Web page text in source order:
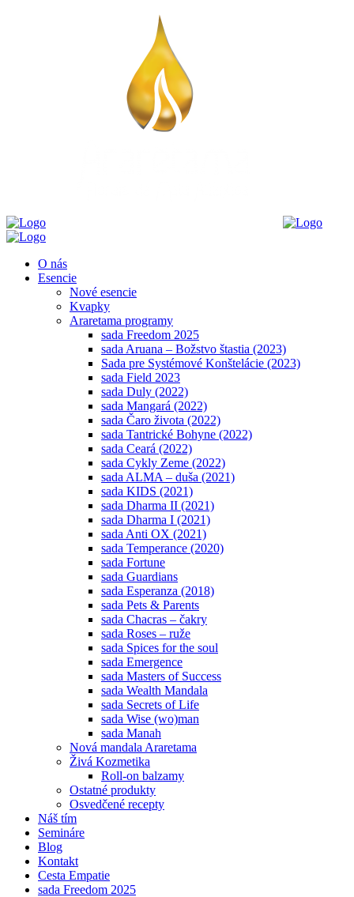
O nás
Esencie
Nové esencie
Kvapky
Araretama programy
sada Freedom 2025
sada Aruana – Božstvo štastia (2023)
Sada pre Systémové Konštelácie (2023)
sada Field 2023
sada Duly (2022)
sada Mangará (2022)
sada Čaro života (2022)
sada Tantrické Bohyne (2022)
sada Ceará (2022)
sada Cykly Zeme (2022)
sada ALMA – duša (2021)
sada KIDS (2021)
sada Dharma II (2021)
sada Dharma I (2021)
sada Anti OX (2021)
sada Temperance (2020)
sada Fortune
sada Guardians
sada Esperanza (2018)
sada Pets & Parents
sada Chacras – čakry
sada Roses – ruže
sada Spices for the soul
sada Emergence
sada Masters of Success
sada Wealth Mandala
sada Secrets of Life
sada Wise (wo)man
sada Manah
Nová mandala Araretama
Živá Kozmetika
Roll-on balzamy
Ostatné produkty
Osvedčené recepty
Náš tím
Semináre
Blog
Kontakt
Cesta Empatie
sada Freedom 2025